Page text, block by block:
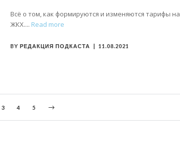
Всё о том, как формируются и изменяются тарифы на
ЖКХ.
Read more
BY РЕДАКЦИЯ ПОДКАСТА 11.08.2021
3 4 5